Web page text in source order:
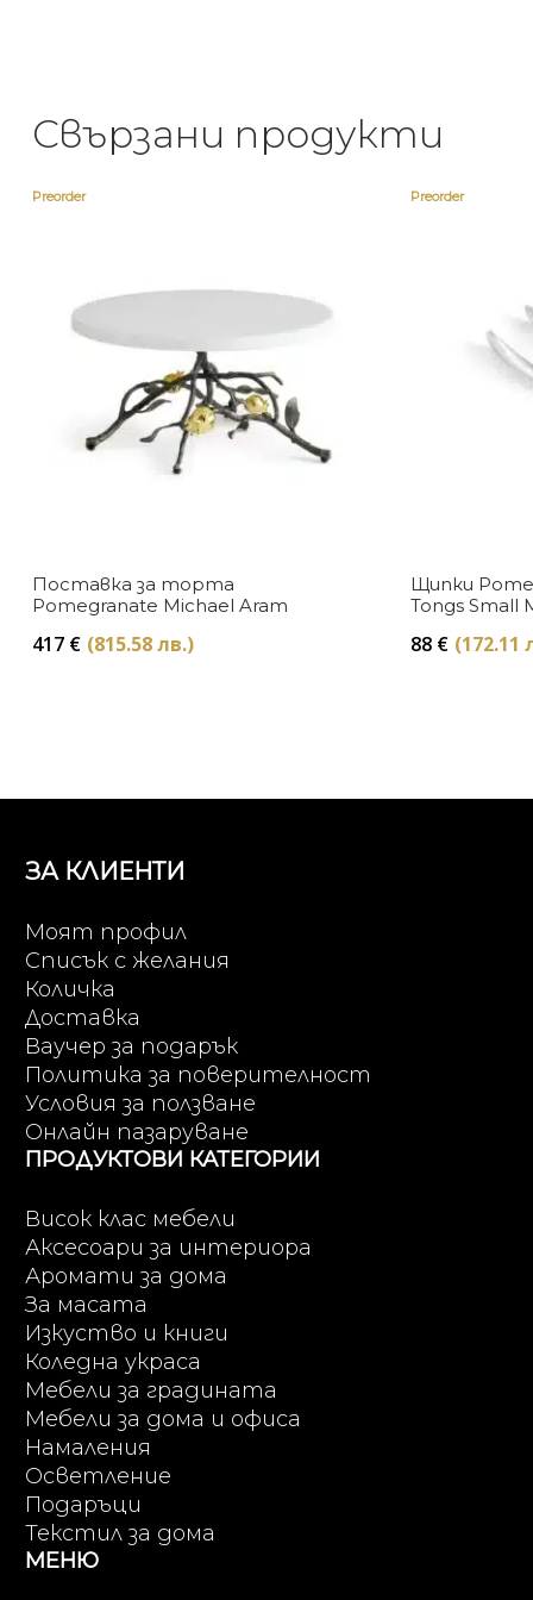
Свързани продукти
Preorder
Поставка за торта
Pomegranate Michael Aram
417 € (815.58 лв.)
Preorder
Щипки
Tongs Small
88 € (172.11
ЗА КЛИЕНТИ
Моят профил
Списък с желания
Количка
Доставка
Ваучер за подарък
Политика за поверителност
Условия за ползване
Онлайн пазаруване
ПРОДУКТОВИ КАТЕГОРИИ
Висок клас мебели
Аксесоари за интериора
Аромати за дома
За масата
Изкуство и книги
Коледна украса
Мебели за градината
Мебели за дома и офиса
Намаления
Осветление
Подаръци
Текстил за дома
МЕНЮ